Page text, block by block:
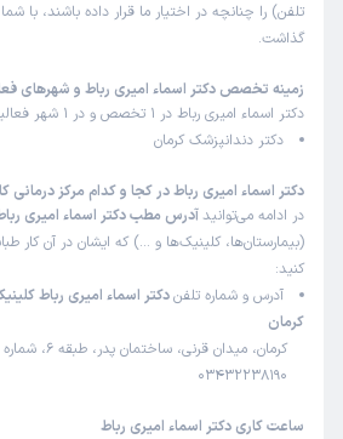
تلفن) را چنانچه در اختیار ما قرار داده باشند، با
گذاشت.
زمینه تخصص دکتر اسماء امیری رباط و شهرهای
دکتر اسماء امیری رباط در 1 تخصص و در 1 شهر فعالیت دارند:
دکتر دندانپزشک کرمان
دکتر اسماء امیری رباط در کجا و کدام مرکز درمانی
در ادامه می‌توانید آدرس مطب دکتر اسماء امیری
(بیمارستان‌ها، کلینیک‌ها و …) که ایشان در آن کار
کنید:
آدرس و شماره تلفندکتر اسماء امیری رباط
کرمان
03432238190
ساعت کاری دکتر اسماء امیری رباط